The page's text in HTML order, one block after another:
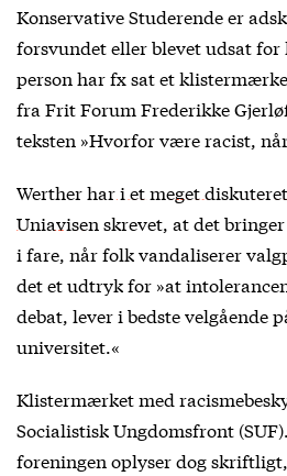
Konservative Studerende er
forsvundet eller blevet udsat
person har fx sat et
fra Frit Forum Frederikke
teksten »Hvorfor være racist,
Wertherhar i et meget
Uniavisen skrevet, at det
i fare, når folk vandaliserer
det et udtryk for »at
debat, lever i bedste velgående
universitet.«
Klistermærket med
Socialistisk Ungdomsfront
foreningen oplyser dog skriftligt,